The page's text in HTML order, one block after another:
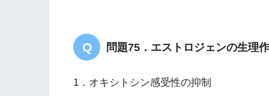
問題75．エストロジェンの生理
1．オキシトシン感受性の抑制